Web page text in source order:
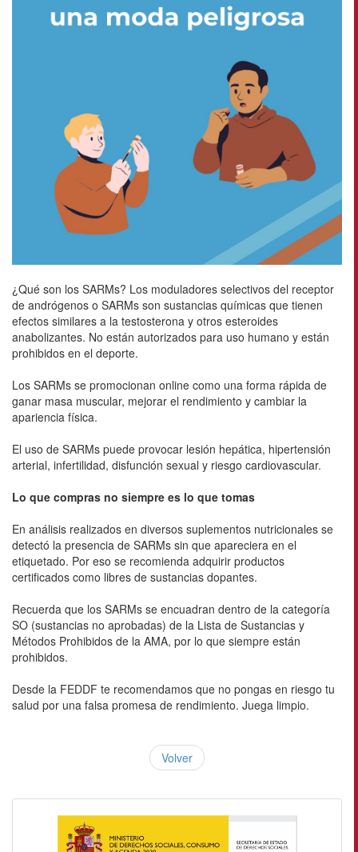
¿Qué son los SARMs? Los moduladores selectivos del receptor
de andrógenos o SARMs son sustancias químicas que tienen
efectos similares a la testosterona y otros esteroides
anabolizantes. No están autorizados para uso humano y están
prohibidos en el deporte.
Los SARMs se promocionan online como una forma rápida de
ganar masa muscular, mejorar el rendimiento y cambiar la
apariencia física.
El uso de SARMs puede provocar lesión hepática, hipertensión
arterial, infertilidad, disfunción sexual y riesgo cardiovascular.
Lo que compras no siempre es lo que tomas
En análisis realizados en diversos suplementos nutricionales se
detectó la presencia de SARMs sin que apareciera en el
etiquetado. Por eso se recomienda adquirir productos
certificados como libres de sustancias dopantes.
Recuerda que los SARMs se encuadran dentro de la categoría
SO (sustancias no aprobadas) de la Lista de Sustancias y
Métodos Prohibidos de la AMA, por lo que siempre están
prohibidos.
Desde la FEDDF te recomendamos que no pongas en riesgo tu
salud por una falsa promesa de rendimiento. Juega limpio.
Volver